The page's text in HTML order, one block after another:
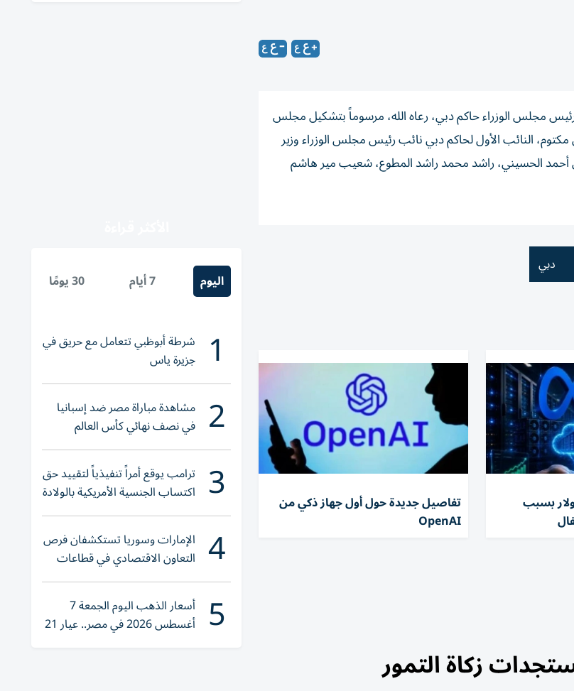
مجلس الوزراء حاكم دبي، رعاه الله، مرسوماً بتشكيل مجلس
النائب الأول لحاكم دبي نائب رئيس مجلس الوزراء وزير
أحمد الحسيني، راشد محمد راشد المطوع، شعيب مير هاشم
دبي
دولار بسبب تفاصيل جديدة حول أول جهاز ذكي من
OpenAI
زكاة التمور
اليوم 7 أيام 30 يومًا
1 شرطة أبوظبي تتعامل مع حريق في
جزيرة ياس
2 مشاهدة مباراة مصر ضد إسبانيا
في نصف نهائي كأس العالم
لناشئات اليد 2026
3 ترامب يوقع أمراً تنفيذياً لتقييد حق
اكتساب الجنسية الأمريكية بالولادة
4 الإمارات وسوريا تستكشفان فرص
التعاون الاقتصادي في قطاعات
حيوية
5 أسعار الذهب اليوم الجمعة 7
أغسطس 2026 في مصر.. عيار 21